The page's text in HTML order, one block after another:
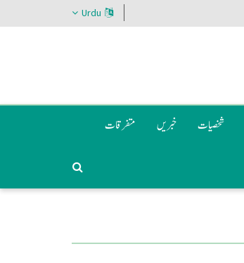
Urdu
شخصیات خبریں متفرقات